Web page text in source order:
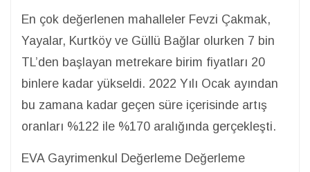
En çok değerlenen mahalleler Fevzi Çakmak,
Yayalar, Kurtköy ve Güllü Bağlar olurken 7 bin
TL’den başlayan metrekare birim fiyatları 20
binlere kadar yükseldi. 2022 Yılı Ocak ayından
bu zamana kadar geçen süre içerisinde artış
oranları %122 ile %170 aralığında gerçekleşti.
EVA Gayrimenkul Değerleme Değerleme